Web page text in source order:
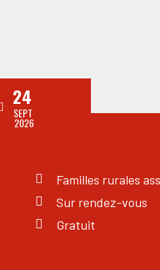
24
SEPT
2026
Familles rurales
Sur rendez-vous
Gratuit